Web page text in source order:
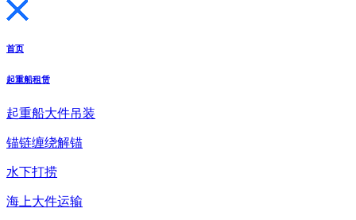
首页
起重船租赁
起重船大件吊装
锚链缠绕解锚
水下打捞
海上大件运输